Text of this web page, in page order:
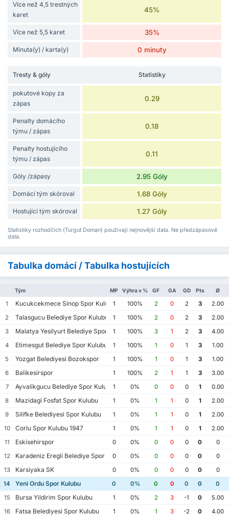
Více než 4,5 trestných
karet
45%
Více než 5,5 karet 35%
Minuta(y) / karta(y) 0 minuty
Tresty & góly Statistiky
pokutové kopy za
zápas
0.29
Penalty domácího
týmu / zápas
0.18
Penalty hostujícího
týmu / zápas
0.11
Góly /zápasy 2.95 Góly
Domácí tým skóroval 1.68 Góly
Hostující tým skóroval 1.27 Góly
Statistiky rozhodčích (Turgut Doman) používají nejnovější data. Ne předzápasové
data.
Tabulka domácí / Tabulka hostujících
Tým MP Výhra v % GF GA GD Pts Ø
1 Kucukcekmece Sinop Spor Kulubu1 100% 2 0 2 3
2.00
2
Talasgucu Belediye Spor Kulubu 1 100% 2 0 2 3
2.00
3
Malatya Yesilyurt Belediye Spor Kulubu
1 100% 3 1 2 3
4.00
4
Etimesgut Belediye Spor Kulubu 1 100% 1 0 1 3
1.00
5
Yozgat Belediyesi Bozokspor 1 100% 1 0 1 3
1.00
6
Balikesirspor 1 100% 2 1 1 3
3.00
7
Ayvalikgucu Belediye Spor Kulubu1 0% 0 0 0 1
0.00
8
Mazidagi Fosfat Spor Kulubu 1 0% 1 1 0 1
2.00
9
Silifke Belediyesi Spor Kulubu 1 0% 1 1 0 1
2.00
10
Corlu Spor Kulubu 1947 1 0% 1 1 0 1
2.00
11
Eskisehirspor 0 0% 0 0 0 0
0
12
Karadeniz Eregli Belediye Spor Kulubu
0 0% 0 0 0 0
0
13
Karsiyaka SK 0 0% 0 0 0 0
0
14
Yeni Ordu Spor Kulubu 0 0% 0 0 0 0
0
15
Bursa Yildirim Spor Kulubu 1 0% 2 3 -1 0
5.00
16
Fatsa Belediyesi Spor Kulubu 1 0% 1 3 -2 0 4.00